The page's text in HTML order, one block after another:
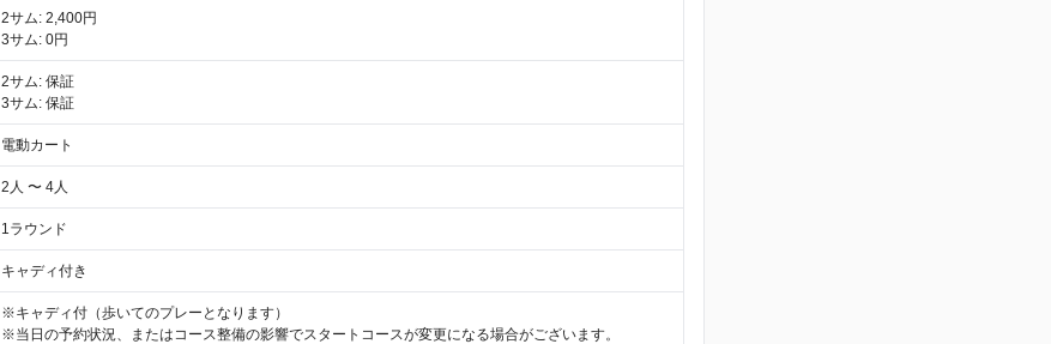
2サム: 2,400円
3サム: 0円
2サム: 保証
3サム: 保証
電動カート
2人 〜 4人
1ラウンド
キャディ付き
※キャディ付（歩いてのプレーとなります）
※当日の予約状況、またはコース整備の影響でスタートコースが変更になる場合がございます。